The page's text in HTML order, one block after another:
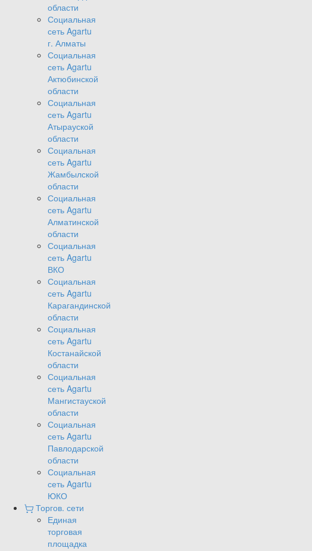
области
Социальная
сеть Agartu
г. Алматы
Социальная
сеть Agartu
Актюбинской
области
Социальная
сеть Agartu
Атырауской
области
Социальная
сеть Agartu
Жамбылской
области
Социальная
сеть Agartu
Алматинской
области
Социальная
сеть Agartu
ВКО
Социальная
сеть Agartu
Карагандинской
области
Социальная
сеть Agartu
Костанайской
области
Социальная
сеть Agartu
Мангистауской
области
Социальная
сеть Agartu
Павлодарской
области
Социальная
сеть Agartu
ЮКО
Торгов. сети
Единая
торговая
площадка